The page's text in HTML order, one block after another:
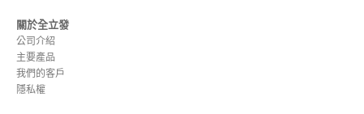
關於全立發
公司介紹
主要產品
我們的客戶
隱私權